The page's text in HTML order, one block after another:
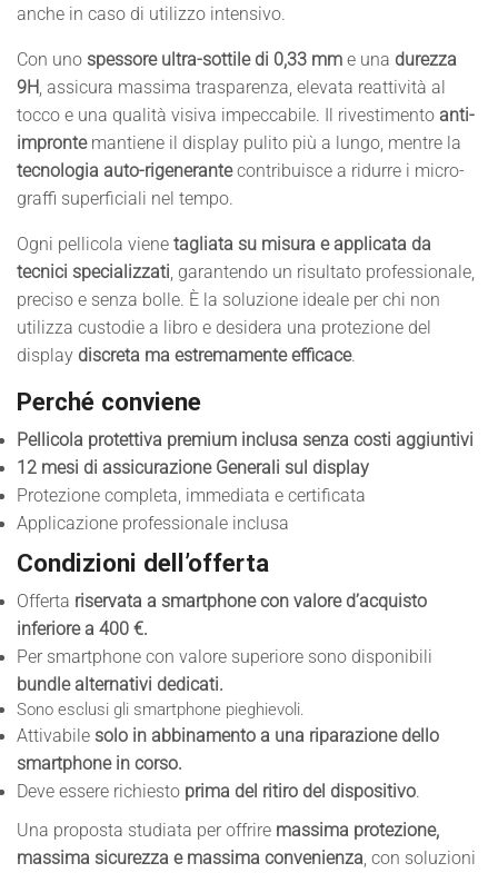
anche in caso di utilizzo intensivo.
Con uno spessore ultra-sottile di 0,33 mm e una durezza
9H , assicura massima trasparenza, elevata reattività al
tocco e una qualità visiva impeccabile. Il rivestimento anti-
improntemantiene il display pulito più a lungo, mentre la
tecnologia auto-rigenerantecontribuisce a ridurre i micro-
graffi superficiali nel tempo.
Ogni pellicola viene tagliata su misura e applicata da
tecnici specializzati , garantendo un risultato professionale,
preciso e senza bolle. È la soluzione ideale per chi non
utilizza custodie a libro e desidera una protezione del
display discreta ma estremamente efficace.
Perché conviene
Pellicola protettiva premium inclusa senza costi aggiuntivi
12 mesi di assicurazione Generali sul display
Protezione completa, immediata e certificata
Applicazione professionale inclusa
Condizioni dell’offerta
Offerta riservata a smartphone con valore d’acquisto
inferiore a 400 €.
Per smartphone con valore superiore sono disponibili
bundle alternativi dedicati.
Sono esclusi gli smartphone pieghievoli.
Attivabile solo in abbinamento a una riparazione dello
smartphone in corso.
Deve essere richiesto prima del ritiro del dispositivo.
Una proposta studiata per offrire massima protezione,
massima sicurezza e massima convenienza, con soluzioni